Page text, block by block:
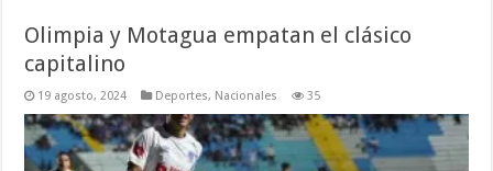
Olimpia y Motagua empatan el clásico
capitalino
19 agosto, 2024 Deportes, Nacionales 35